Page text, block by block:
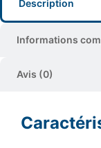
Description
Informations
Avis (0)